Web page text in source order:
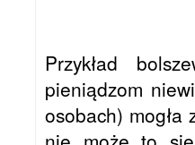
Przykład
pieniądzom
osobach) mogła